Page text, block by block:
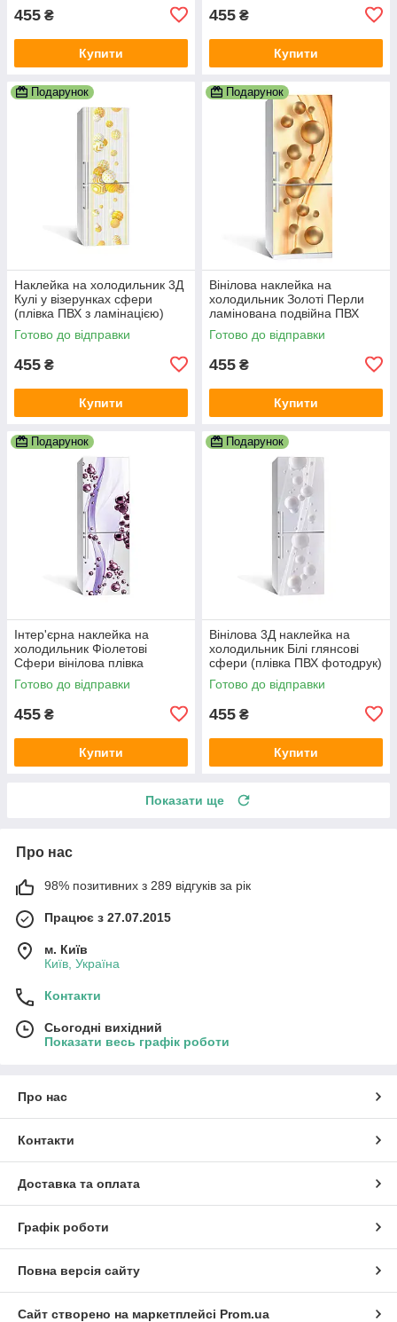
455 ₴
Купити
455 ₴
Купити
Подарунок
Наклейка на холодильник 3Д
Кулі у візерунках сфери
(плівка ПВХ з ламінацією)
600х1800 мм Геометрія
Жовтий
Готово до відправки
455 ₴
Купити
Подарунок
Вінілова наклейка на
холодильник Золоті Перли
ламінована подвійна ПВХ
перлини кулі беж 600х1800
мм
Готово до відправки
455 ₴
Купити
Подарунок
Інтер'єрна наклейка на
холодильник Фіолетові
Сфери вінілова плівка
ламінована ПВХ кулі
Абстракція
Готово до відправки
455 ₴
Купити
Подарунок
Вінілова 3Д наклейка на
холодильник Білі глянсові
сфери (плівка ПВХ фотодрук)
600х1800 мм Геометрія
Білий
Готово до відправки
455 ₴
Купити
Показати ще
Про нас
98% позитивних з 289 відгуків за рік
Працює з 27.07.2015
м. Київ
Київ, Україна
Контакти
Сьогодні вихідний
Показати весь графік роботи
Про нас
Контакти
Доставка та оплата
Графік роботи
Повна версія сайту
Сайт створено на маркетплейсі Prom.ua